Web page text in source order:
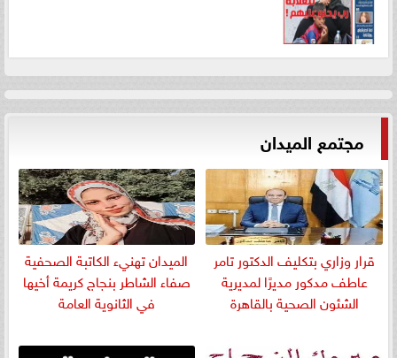
مجتمع الميدان
قرار وزاري بتكليف الدكتور تامر
عاطف مدكور مديرًا لمديرية
الشئون الصحية بالقاهرة
الميدان تهنيء الكاتبة الصحفية
صفاء الشاطر بنجاج كريمة أخيها
في الثانوية العامة